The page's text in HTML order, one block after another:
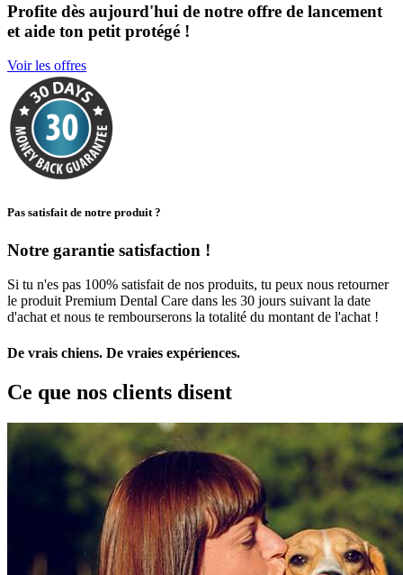
Profite dès aujourd'hui de notre offre de lancement
et aide ton petit protégé !
Voir les offres
Pas satisfait de notre produit ?
Notre garantie satisfaction !
Si tu n'es pas 100% satisfait de nos produits, tu peux nous retourner
le produit Premium Dental Care dans les 30 jours suivant la date
d'achat et nous te rembourserons la totalité du montant de l'achat !
De vrais chiens. De vraies expériences.
Ce que nos clients disent